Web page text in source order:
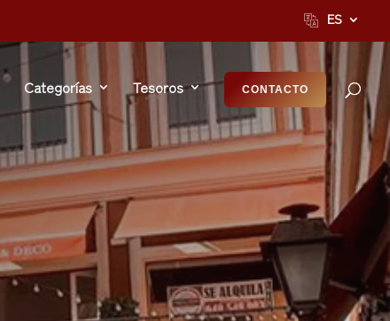
ES
Categorías Tesoros CONTACTO